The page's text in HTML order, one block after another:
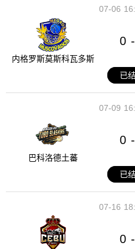
07-06
内格罗斯莫斯科瓦多斯
0 -
已
07-09
巴科洛德土蕃
0 -
已
07-16
0 -